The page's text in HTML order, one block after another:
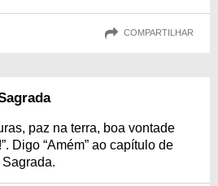
COMPARTILHAR
paz na terra, boa vontade
Digo “Amém” ao capítulo de